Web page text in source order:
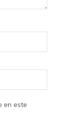
en este